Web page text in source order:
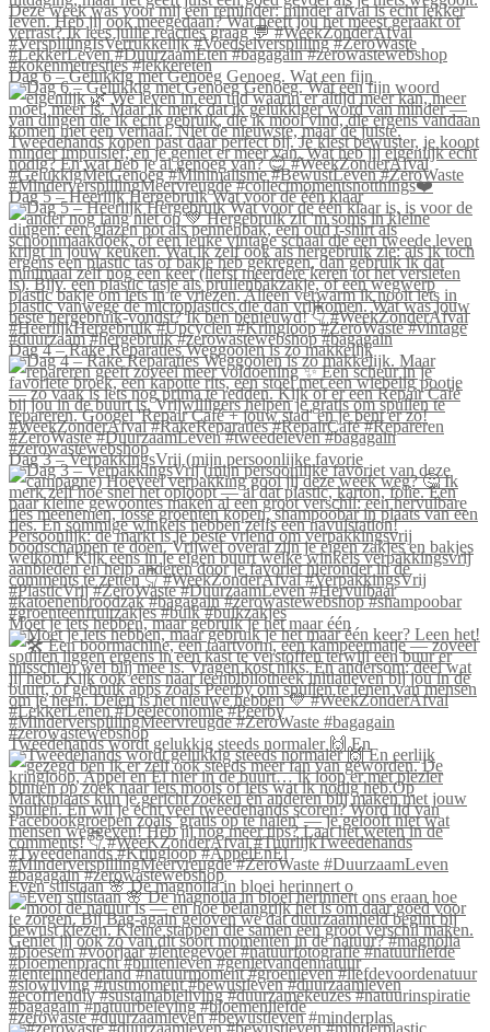
Dag 6 – Gelukkig met Genoeg Genoeg. Wat een fijn
Dag 5 – Heerlijk Hergebruik Wat voor de één klaar
Dag 4 – Rake Reparaties Weggooien is zo makkelijk
Dag 3 – VerpakkingsVrij (mijn persoonlijke favorie
Moet je iets hebben, maar gebruik je het maar één
Tweedehands wordt gelukkig steeds normaler 🙌 En
Even stilstaan 🌸 De magnolia in bloei herinnert o
#zerowaste #duurzaamleven #bewustleven #minderplas